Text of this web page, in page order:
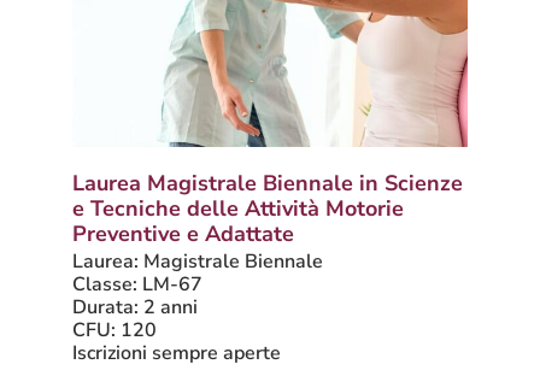
Laurea Magistrale Biennale in Scienze
e Tecniche delle Attività Motorie
Preventive e Adattate
Laurea: Magistrale Biennale
Classe: LM-67
Durata: 2 anni
CFU: 120
Iscrizioni sempre aperte